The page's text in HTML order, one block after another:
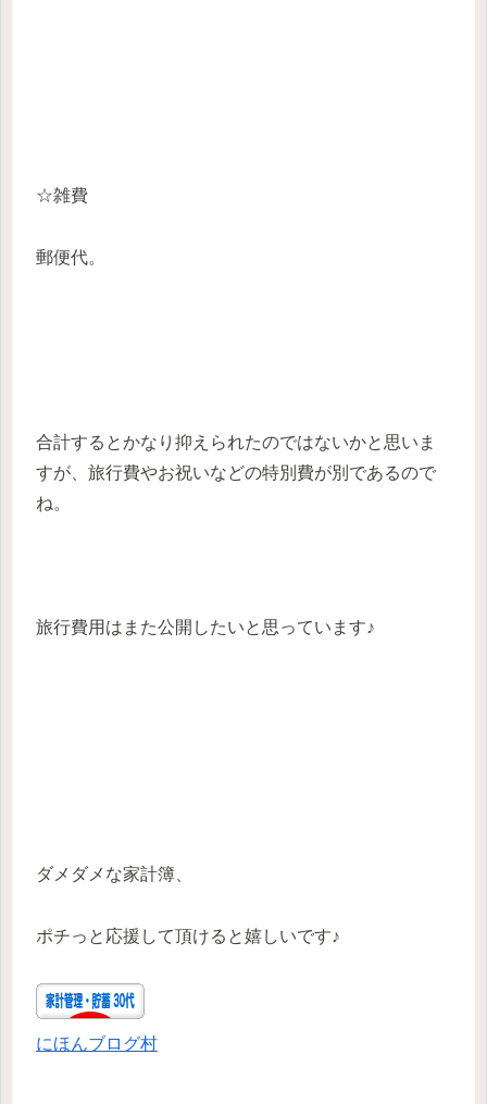
☆雑費
郵便代。
合計するとかなり抑えられたのではないかと思いま
すが、旅行費やお祝いなどの特別費が別であるので
ね。
旅行費用はまた公開したいと思っています♪
ダメダメな家計簿、
ポチっと応援して頂けると嬉しいです♪
にほんブログ村